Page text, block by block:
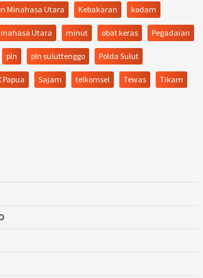
Minahasa Utara Kebakaran kodam
Utara minut obat keras Pegadaian
pln pln suluttenggo Polda Sulut
Papua Sajam telkomsel Tewas Tikam